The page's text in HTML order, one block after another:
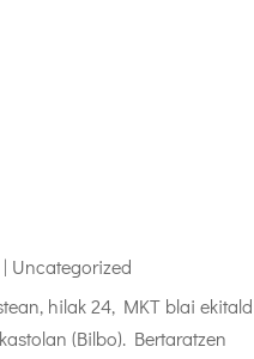
| Uncategorized
hilak 24, MKT blai
(Bilbo). Bertaratzen